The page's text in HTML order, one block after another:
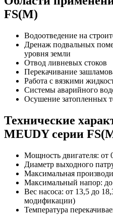
FS(M)
Водоотведение на
Дренаж подвальных
уровня земли
Отвод ливневых стоков
Перекачивание
Работа с вязкими
Системы аварийного
Осушение затопленных
Технические
MEUDY серии
Мощность двигателя: от
Диаметр выходного
Максимальная
Максимальный напор: до
Вес насоса: от 13,5 до
модификации)
Температура